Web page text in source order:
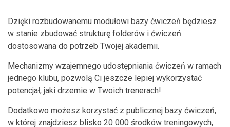
Dzięki rozbudowanemu modułowi bazy ćwiczeń będziesz
w stanie zbudować strukturę folderów i ćwiczeń
dostosowana do potrzeb Twojej akademii.
Mechanizmy wzajemnego udostępniania ćwiczeń w ramach
jednego klubu, pozwolą Ci jeszcze lepiej wykorzystać
potencjał, jaki drzemie w Twoich trenerach!
Dodatkowo możesz korzystać z publicznej bazy ćwiczeń,
w której znajdziesz blisko 20 000 środków treningowych,